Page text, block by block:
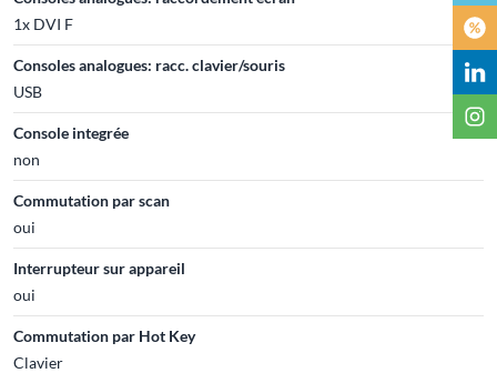
1x DVI F
Consoles analogues: racc. clavier/souris
USB
Console integrée
non
Commutation par scan
oui
Interrupteur sur appareil
oui
Commutation par Hot Key
Clavier